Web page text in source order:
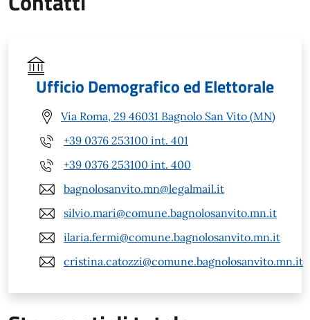
Ufficio Demografico ed Elettorale
Via Roma, 29 46031 Bagnolo San Vito (MN)
+39 0376 253100 int. 401
+39 0376 253100 int. 400
bagnolosanvito.mn@legalmail.it
silvio.mari@comune.bagnolosanvito.mn.it
ilaria.fermi@comune.bagnolosanvito.mn.it
cristina.catozzi@comune.bagnolosanvito.mn.it